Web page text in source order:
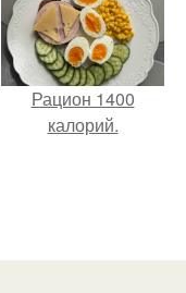
Рацион 1400
калорий.